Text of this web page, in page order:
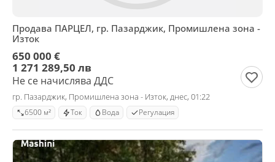
Продава ПАРЦЕЛ, гр. Пазарджик, Промишлена зона -
Изток
650 000 €
1 271 289,50 лв
Не се начислява ДДС
гр. Пазарджик, Промишлена зона - Изток, днес, 01:22
6500 м² Ток Вода Регулация